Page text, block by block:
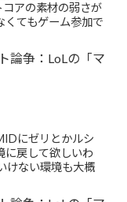
コアの素材の弱さが
くてもゲーム参加で
論争：LoLの「マ
にゼリとかルシ
に戻して欲しいわ
けない環境も大概